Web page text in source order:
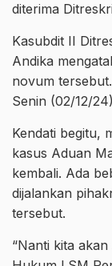
diterima
Kasubdit II
Andika
novum
Senin (02/12/
Kendati begitu,
kasus Aduan
kembali. Ada
dijalankan
tersebut.
“Nanti kita